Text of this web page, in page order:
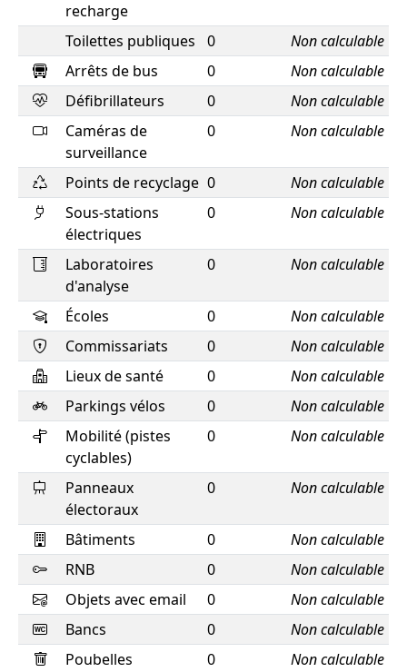
recharge
Toilettes publiques 0
Non calculable
Arrêts de bus
0
Non calculable
Défibrillateurs
0
Non calculable
Caméras de
surveillance
0 Non calculable
Points de recyclage 0
Non calculable
Sous-stations
électriques
0 Non calculable
Laboratoires
d'analyse
0 Non calculable
Écoles 0
Non calculable
Commissariats
0
Non calculable
Lieux de santé
0
Non calculable
Parkings vélos
0
Non calculable
Mobilité (pistes
cyclables)
0 Non calculable
Panneaux
électoraux
0 Non calculable
Bâtiments 0
Non calculable
RNB
0
Non calculable
Objets avec email
0
Non calculable
Bancs
0
Non calculable
Poubelles
0 Non calculable